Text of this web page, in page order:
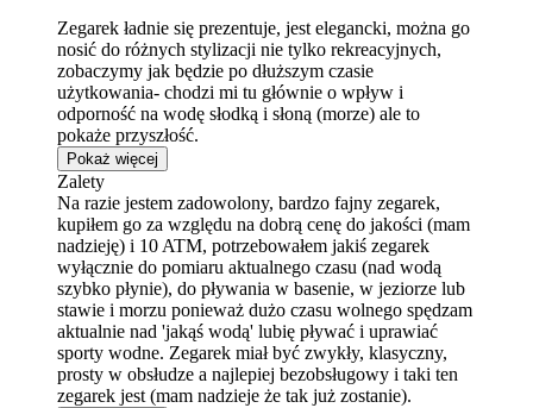
Zegarek ładnie się prezentuje, jest elegancki, można go
nosić do różnych stylizacji nie tylko rekreacyjnych,
zobaczymy jak będzie po dłuższym czasie
użytkowania- chodzi mi tu głównie o wpływ i
odporność na wodę słodką i słoną (morze) ale to
pokaże przyszłość.
Pokaż więcej
Zalety
Na razie jestem zadowolony, bardzo fajny zegarek,
kupiłem go za względu na dobrą cenę do jakości (mam
nadzieję) i 10 ATM, potrzebowałem jakiś zegarek
wyłącznie do pomiaru aktualnego czasu (nad wodą
szybko płynie), do pływania w basenie, w jeziorze lub
stawie i morzu ponieważ dużo czasu wolnego spędzam
aktualnie nad 'jakąś wodą' lubię pływać i uprawiać
sporty wodne. Zegarek miał być zwykły, klasyczny,
prosty w obsłudze a najlepiej bezobsługowy i taki ten
zegarek jest (mam nadzieje że tak już zostanie).